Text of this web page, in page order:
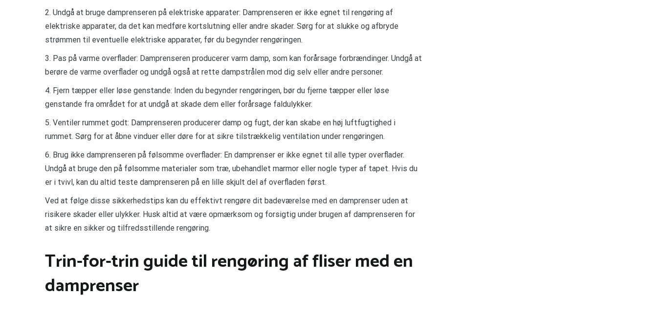
2. Undgå at bruge damprenseren på elektriske apparater: Damprenseren er ikke egnet til rengøring af
elektriske apparater, da det kan medføre kortslutning eller andre skader. Sørg for at slukke og afbryde
strømmen til eventuelle elektriske apparater, før du begynder rengøringen.
3. Pas på varme overflader: Damprenseren producerer varm damp, som kan forårsage forbrændinger. Undgå at
berøre de varme overflader og undgå også at rette dampstrålen mod dig selv eller andre personer.
4. Fjern tæpper eller løse genstande: Inden du begynder rengøringen, bør du fjerne tæpper eller løse
genstande fra området for at undgå at skade dem eller forårsage faldulykker.
5. Ventiler rummet godt: Damprenseren producerer damp og fugt, der kan skabe en høj luftfugtighed i
rummet. Sørg for at åbne vinduer eller døre for at sikre tilstrækkelig ventilation under rengøringen.
6. Brug ikke damprenseren på følsomme overflader: En damprenser er ikke egnet til alle typer overflader.
Undgå at bruge den på følsomme materialer som træ, ubehandlet marmor eller nogle typer af tapet. Hvis du
er i tvivl, kan du altid teste damprenseren på en lille skjult del af overfladen først.
Ved at følge disse sikkerhedstips kan du effektivt rengøre dit badeværelse med en damprenser uden at
risikere skader eller ulykker. Husk altid at være opmærksom og forsigtig under brugen af damprenseren for
at sikre en sikker og tilfredsstillende rengøring.
Trin-for-trin guide til rengøring af fliser med en
damprenser